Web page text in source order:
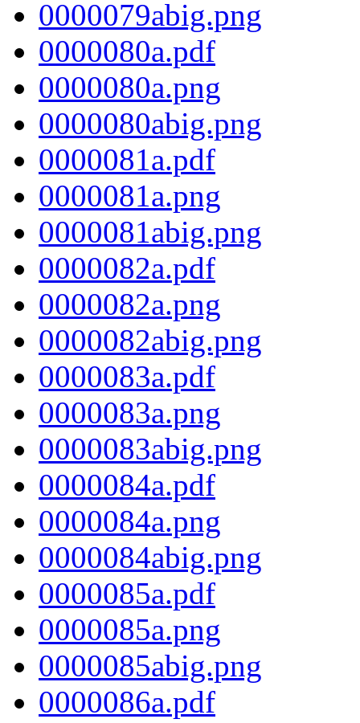
0000079abig.png
0000080a.pdf
0000080a.png
0000080abig.png
0000081a.pdf
0000081a.png
0000081abig.png
0000082a.pdf
0000082a.png
0000082abig.png
0000083a.pdf
0000083a.png
0000083abig.png
0000084a.pdf
0000084a.png
0000084abig.png
0000085a.pdf
0000085a.png
0000085abig.png
0000086a.pdf